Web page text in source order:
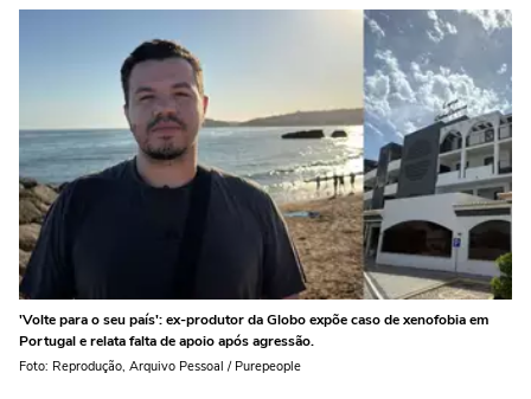
'Volte para o seu país': ex-produtor da Globo expõe caso de xenofobia em
Portugal e relata falta de apoio após agressão.
Foto: Reprodução, Arquivo Pessoal / Purepeople